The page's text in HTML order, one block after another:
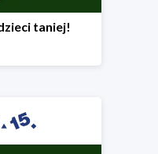
taniej!